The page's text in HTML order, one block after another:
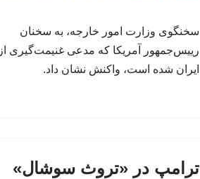
سخنگوی وزارت امور خارجه، به سخنان
رییس‌جمهور آمریکا که مدعی غنیمت‌گیری از
ایران شده است، واکنش نشان داد.
ترامپ در «تروث سوشال»